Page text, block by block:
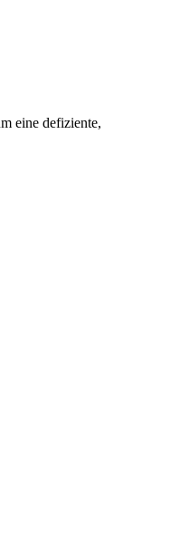
eine defiziente,